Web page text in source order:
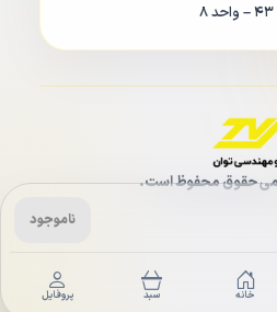
ناموجود
خانه سبد پروفایل